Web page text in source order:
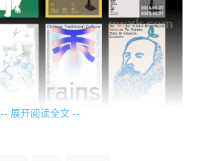
-- 展开阅读全文 --